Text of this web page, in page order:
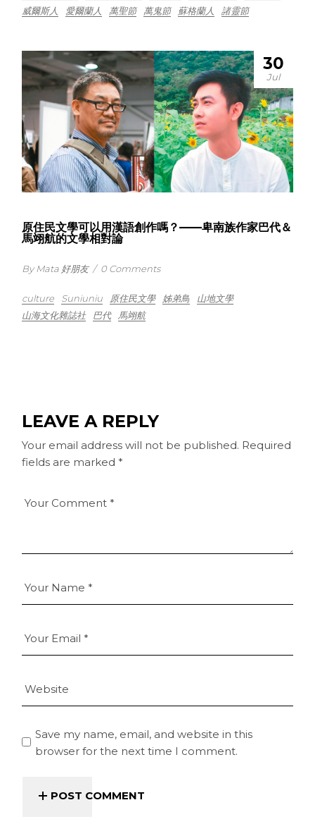
威爾斯人
愛爾蘭人 萬聖節 萬鬼節 蘇格蘭人 諸靈節
30
Jul
原住民文學可以用漢語創作嗎？——卑南族作家巴代＆
馬翊航的文學相對論
By Mata 好朋友 / 0 Comments
culture Suniuniu 原住民文學 姊弟鳥
山地文學
山海文化雜誌社
巴代 馬翊航
LEAVE A REPLY
Your email address will not be published. Required
fields are marked *
Save my name, email, and website in this
browser for the next time I comment.
POST COMMENT